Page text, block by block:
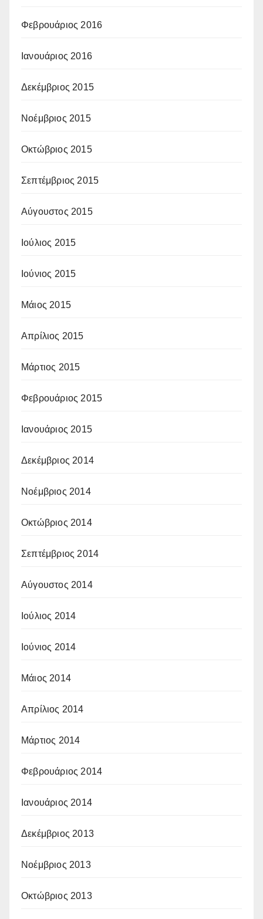
Φεβρουάριος 2016
Ιανουάριος 2016
Δεκέμβριος 2015
Νοέμβριος 2015
Οκτώβριος 2015
Σεπτέμβριος 2015
Αύγουστος 2015
Ιούλιος 2015
Ιούνιος 2015
Μάιος 2015
Απρίλιος 2015
Μάρτιος 2015
Φεβρουάριος 2015
Ιανουάριος 2015
Δεκέμβριος 2014
Νοέμβριος 2014
Οκτώβριος 2014
Σεπτέμβριος 2014
Αύγουστος 2014
Ιούλιος 2014
Ιούνιος 2014
Μάιος 2014
Απρίλιος 2014
Μάρτιος 2014
Φεβρουάριος 2014
Ιανουάριος 2014
Δεκέμβριος 2013
Νοέμβριος 2013
Οκτώβριος 2013